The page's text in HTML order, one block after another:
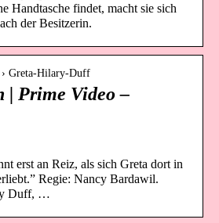
Handtasche findet, macht sie sich
der Besitzerin.
› Greta-Hilary-Duff
| Prime Video –
erst an Reiz, als sich Greta dort in
Regie: Nancy Bardawil.
Duff, …